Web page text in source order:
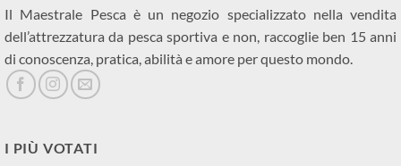
Il Maestrale Pesca è un negozio specializzato nella vendita
dell’attrezzatura da pesca sportiva e non, raccoglie ben 15 anni
di conoscenza, pratica, abilità e amore per questo mondo.
I PIÙ VOTATI